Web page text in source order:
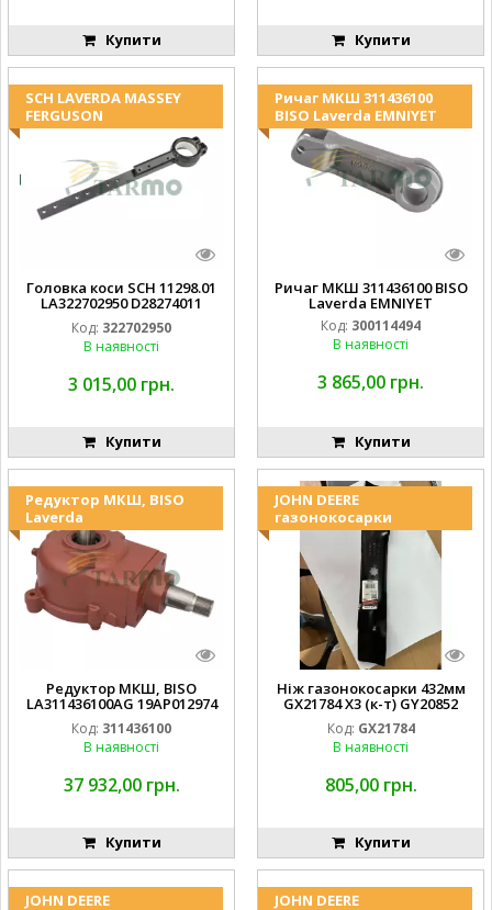
Купити Купити
SCH LAVERDA MASSEY
FERGUSON
Головка коси SCH 11298.01
LA322702950 D28274011
Код: 322702950
В наявності
3 015,00 грн.
Купити
Ричаг МКШ 311436100
BISO Laverda EMNIYET
Ричаг МКШ 311436100 BISO
Laverda EMNIYET
Код: 300114494
В наявності
3 865,00 грн.
Купити
Редуктор МКШ, BISO
Laverda
Редуктор МКШ, BISO
LA311436100AG 19AP012974
Laverda EMNIYET
Код: 311436100
В наявності
37 932,00 грн.
Купити
JOHN DEERE
газонокосарки
Ніж газонокосарки 432мм
GX21784 X3 (к-т) GY20852
AM137757 AM141035
Код: GX21784
В наявності
805,00 грн.
Купити
JOHN DEERE
JOHN DEERE